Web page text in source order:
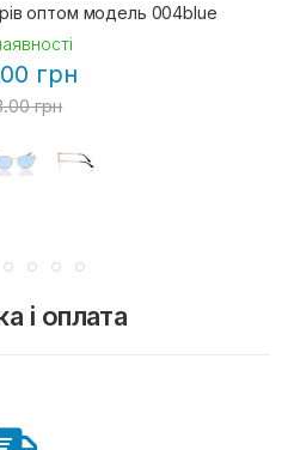
оптом модель 004blue
грн
грн
і оплата